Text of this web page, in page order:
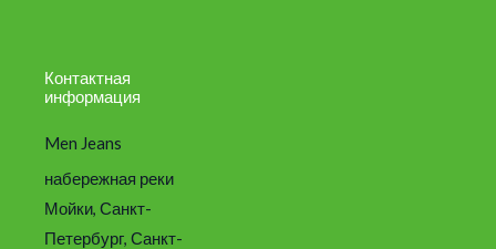
Контактная
информация
Men Jeans
набережная реки
Мойки, Санкт-
Петербург, Санкт-